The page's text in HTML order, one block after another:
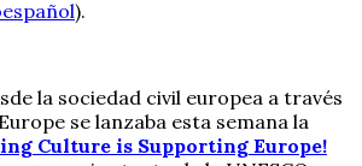
).
la sociedad civil europea a través
se lanzaba esta semana la
Culture is Supporting Europe!